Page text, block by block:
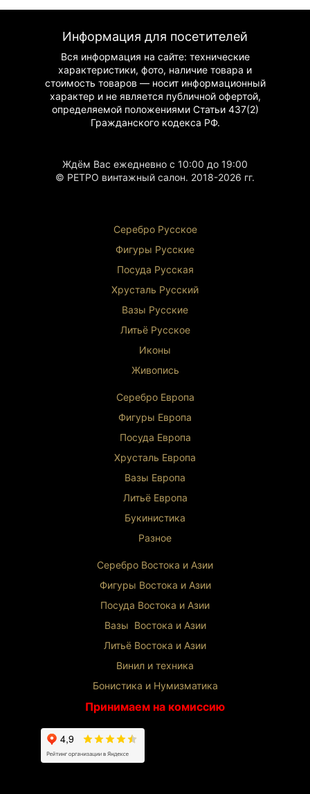
Информация для посетителей
Вся информация на сайте: технические
характеристики, фото, наличие товара и
стоимость товаров — носит информационный
характер и не является публичной офертой,
определяемой положениями Статьи 437(2)
Гражданскогокодекса РФ.
Ждём Вас ежедневно с 10:00 до 19:00
© РЕТРО винтажный салон. 2018-2026 гг.
Серебро Русское
Фигуры Русские
Посуда Русская
Хрусталь Русский
Вазы Русские
Литьё Русское
Иконы
Живопись
Серебро Европа
Фигуры Европа
Посуда Европа
Хрусталь Европа
Вазы Европа
Литьё Европа
Букинистика
Разное
Серебро Востока и Азии
Фигуры Востока и Азии
Посуда Востока и Азии
Вазы Востока и Азии
Литьё Востока и Азии
Винил и техника
Бонистика и Нумизматика
Принимаем на комиссию